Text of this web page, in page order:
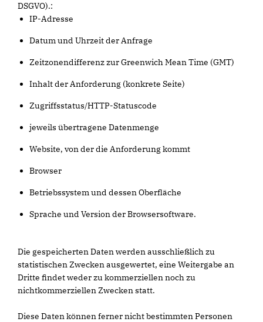
DSGVO).:
IP-Adresse
Datum und Uhrzeit der Anfrage
Zeitzonendifferenz zur Greenwich Mean Time (GMT)
Inhalt der Anforderung (konkrete Seite)
Zugriffsstatus/HTTP-Statuscode
jeweils übertragene Datenmenge
Website, von der die Anforderung kommt
Browser
Betriebssystem und dessen Oberfläche
Sprache und Version der Browsersoftware.
Die gespeicherten Daten werden ausschließlich zu
statistischen Zwecken ausgewertet, eine Weitergabe an
Dritte findet weder zu kommerziellen noch zu
nichtkommerziellen Zwecken statt.
Diese Daten können ferner nicht bestimmten Personen